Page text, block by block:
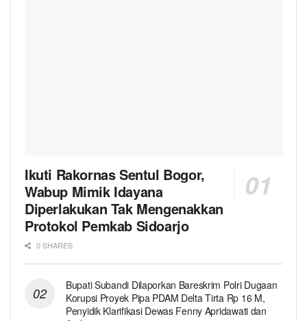
Ikuti Rakornas Sentul Bogor,
Wabup Mimik Idayana
Diperlakukan Tak Mengenakkan
Protokol Pemkab Sidoarjo
0 SHARES
Bupati Subandi Dilaporkan Bareskrim Polri Dugaan
Korupsi Proyek Pipa PDAM Delta Tirta Rp 16 M,
Penyidik Klarifikasi Dewas Fenny Apridawati dan